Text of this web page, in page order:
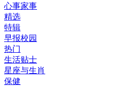
心事家事
精选
特辑
早报校园
热门
生活贴士
星座与生肖
保健